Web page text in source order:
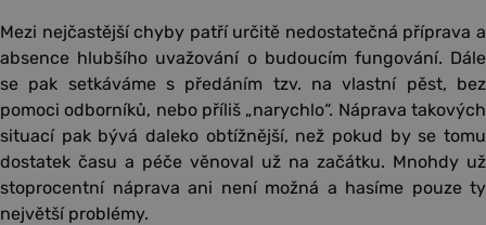
Mezi nejčastější chyby patří určitě nedostatečná příprava a
absence hlubšího uvažování o budoucím fungování. Dále
se pak setkáváme s předáním tzv. na vlastní pěst, bez
pomoci odborníků, nebo příliš „narychlo“. Náprava takových
situací pak bývá daleko obtížnější, než pokud by se tomu
dostatek času a péče věnoval už na začátku. Mnohdy už
stoprocentní náprava ani není možná a hasíme pouze ty
největší problémy.